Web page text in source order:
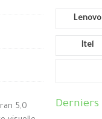
5,0
Lenovo
Itel
Derniers